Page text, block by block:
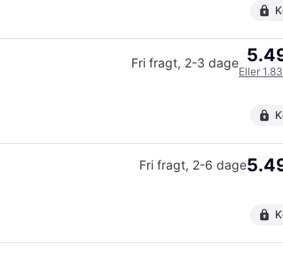
Fri fragt, 2-3 dage
Eller
Fri fragt, 2-6 dage